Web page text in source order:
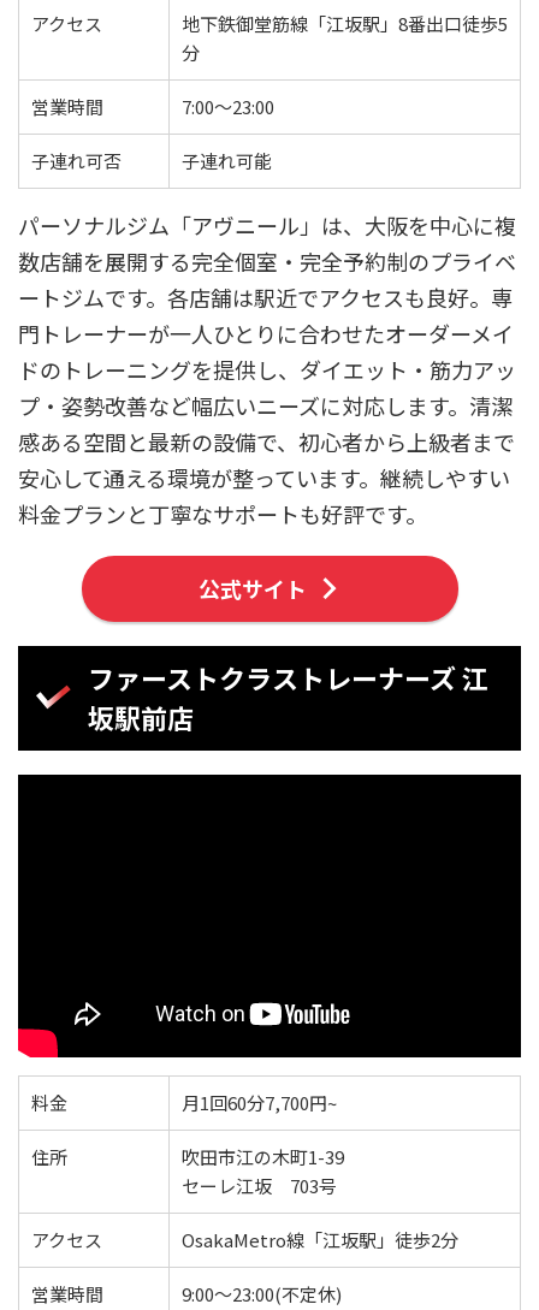
アクセス
地下鉄御堂筋線「江坂駅」8番出口徒歩5
分
営業時間 7:00～23:00
子連れ可否 子連れ可能
パーソナルジム「アヴニール」は、大阪を中心に複
数店舗を展開する完全個室・完全予約制のプライベ
ートジムです。各店舗は駅近でアクセスも良好。専
門トレーナーが一人ひとりに合わせたオーダーメイ
ドのトレーニングを提供し、ダイエット・筋力アッ
プ・姿勢改善など幅広いニーズに対応します。清潔
感ある空間と最新の設備で、初心者から上級者まで
安心して通える環境が整っています。継続しやすい
料金プランと丁寧なサポートも好評です。
公式サイト
ファーストクラストレーナーズ 江
坂駅前店
料金 月1回60分7,700円~
住所
吹田市江の木町1-39
セーレ江坂 703号
アクセス OsakaMetro線「江坂駅」徒歩2分
営業時間 9:00～23:00(不定休)